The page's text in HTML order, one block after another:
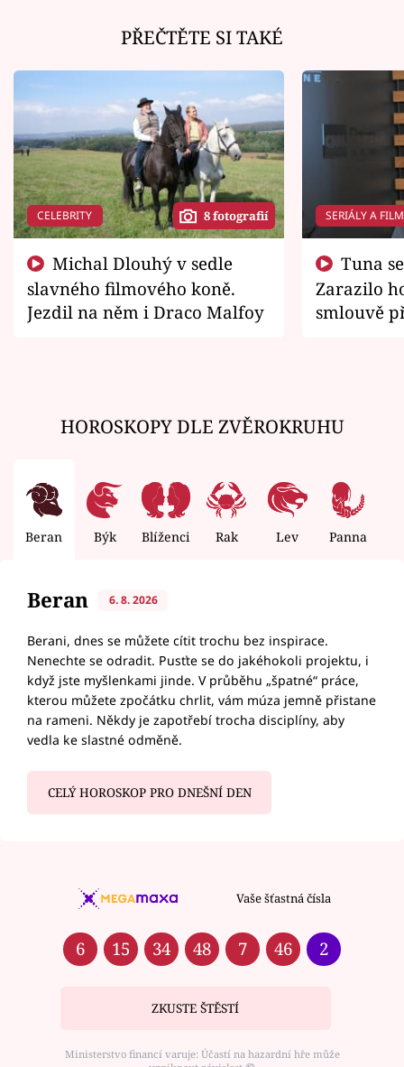
PŘEČTĚTE SI TAKÉ
CELEBRITY 8 fotografií
slavného filmového koně.
Jezdil na něm i Draco Malfoy
SERIÁLY A
Zarazilo
smlouvě
HOROSKOPY DLE ZVĚROKRUHU
Beran Býk Blíženci Rak Lev Panna
Beran 6. 8. 2026
Berani, dnes se můžete cítit trochu bez inspirace.
Nenechte se odradit. Pusťte se do jakéhokoli projektu, i
když jste myšlenkami jinde. V průběhu „špatné“ práce,
kterou můžete zpočátku chrlit, vám múza jemně přistane
na rameni. Někdy je zapotřebí trocha disciplíny, aby
vedla ke slastné odměně.
CELÝ HOROSKOP PRO DNEŠNÍ DEN
Vaše šťastná čísla
6 15 34 48 7 46 2
ZKUSTE ŠTĚSTÍ
Ministerstvo financí varuje: Účastí na hazardní hře může